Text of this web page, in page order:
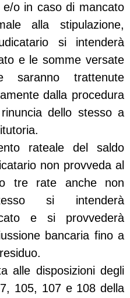
o in caso di mancato
alla stipulazione,
si intenderà
e le somme versate
trattenute
dalla procedura
dello stesso a
rateale del saldo
non provveda al
tre rate anche non
si intenderà
e si provvederà
bancaria fino a
alle disposizioni degli
105, 107 e 108 della